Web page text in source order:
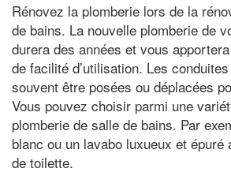
Rénovez la plomberie lors de la
de bains. La nouvelle plomberie de
durera des années et vous
de facilité d’utilisation. Les conduites
souvent être posées ou déplacées
Vous pouvez choisir parmi une
plomberie de salle de bains. Par
blanc ou un lavabo luxueux et épuré
de toilette.